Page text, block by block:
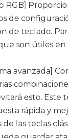
de
de teclado.
son útiles
avanzada]
esto. Este
rápida y
de las teclas